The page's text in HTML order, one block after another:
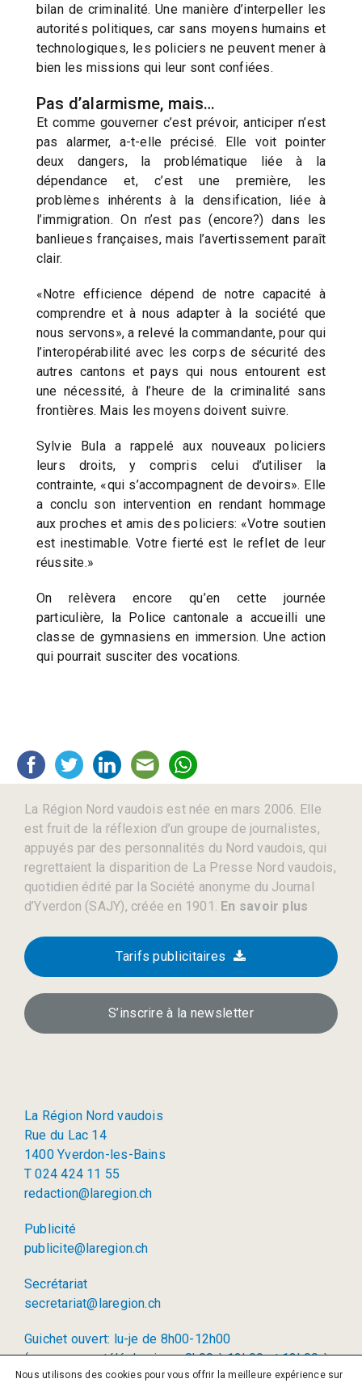
bilan de criminalité. Une manière d’interpeller les
autorités politiques, car sans moyens humains et
technologiques, les policiers ne peuvent mener à
bien les missions qui leur sont confiées.
Pas d’alarmisme, mais…
Et comme gouverner c’est prévoir, anticiper n’est
pas alarmer, a-t-elle précisé. Elle voit pointer
deux dangers, la problématique liée à la
dépendance et, c’est une première, les
problèmes inhérents à la densification, liée à
l’immigration. On n’est pas (encore?) dans les
banlieues françaises, mais l’avertissement paraît
clair.
«Notre efficience dépend de notre capacité à
comprendre et à nous adapter à la société que
nous servons», a relevé la commandante, pour qui
l’interopérabilité avec les corps de sécurité des
autres cantons et pays qui nous entourent est
une nécessité, à l’heure de la criminalité sans
frontières. Mais les moyens doivent suivre.
Sylvie Bula a rappelé aux nouveaux policiers
leurs droits, y compris celui d’utiliser la
contrainte, «qui s’accompagnent de devoirs». Elle
a conclu son intervention en rendant hommage
aux proches et amis des policiers: «Votre soutien
est inestimable. Votre fierté est le reflet de leur
réussite.»
On relèvera encore qu’en cette journée
particulière, la Police cantonale a accueilli une
classe de gymnasiens en immersion. Une action
qui pourrait susciter des vocations.
La Région Nord vaudois est née en mars 2006. Elle
est fruit de la réflexion d’un groupe de journalistes,
appuyés par des personnalités du Nord vaudois, qui
regrettaient la disparition de La Presse Nord vaudois,
quotidien édité par la Société anonyme du Journal
d’Yverdon (SAJY), créée en 1901. En savoir plus
Tarifs publicitaires
S’inscrire à la newsletter
La Région Nord vaudois
Rue du Lac 14
1400 Yverdon-les-Bains
T 024 424 11 55
redaction@laregion.ch
Publicité
publicite@laregion.ch
Secrétariat
secretariat@laregion.ch
Guichet ouvert: lu-je de 8h00-12h00
(permanence téléphonique: 8h00 à 12h00 et 13h00 à
17h00)
Nous utilisons des cookies pour vous offrir la meilleure expérience sur